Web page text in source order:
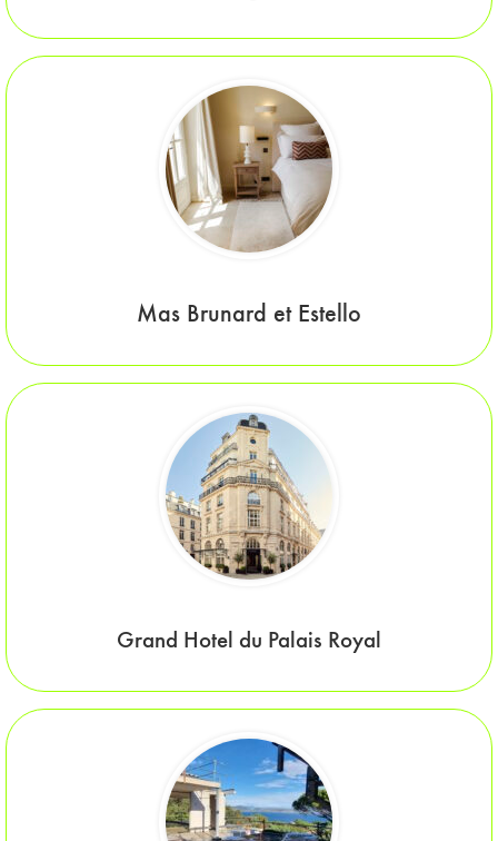
Mas Brunard et Estello
Grand Hotel du Palais Royal